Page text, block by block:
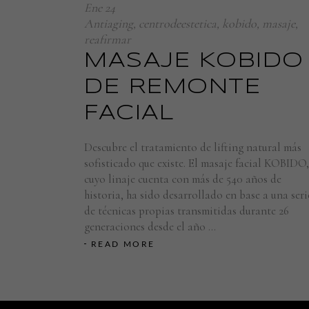
Ene 24
Antiaging, centrodeestetica, kobido, masaje,
reafirmar
MASAJE KOBIDO
DE REMONTE
FACIAL
Descubre el tratamiento de lifting natural más
sofisticado que existe. El masaje facial KOBIDO,
cuyo linaje cuenta con más de 540 años de
historia, ha sido desarrollado en base a una
de técnicas propias transmitidas durante 26
generaciones desde el año
READ MORE